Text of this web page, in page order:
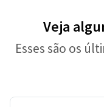
Veja
Esses são os